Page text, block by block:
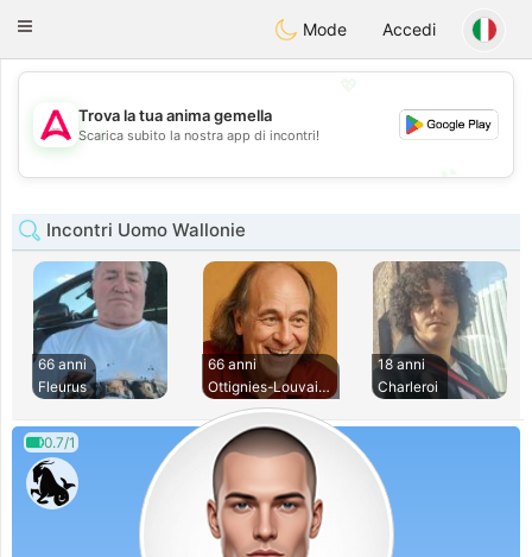
Tantôt
Toggle
Mode Accedi
💖
💕
Trova la tua anima gemella
Scarica subito la nostra app di incontri!
Incontri Uomo Wallonie
66 anni
Fleurus
66 anni
Ottignies-Louvain-
18 anni
Charleroi
0.7/1